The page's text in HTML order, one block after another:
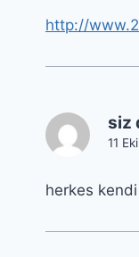
http://
siz
11
herkes kendi